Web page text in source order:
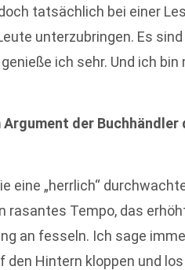
tatsächlich bei einer
unterzubringen. Es
ich sehr. Und ich
der Buchhändler
eine „herrlich“
rasantes Tempo, das
an fesseln. Ich sage
Hintern kloppen und